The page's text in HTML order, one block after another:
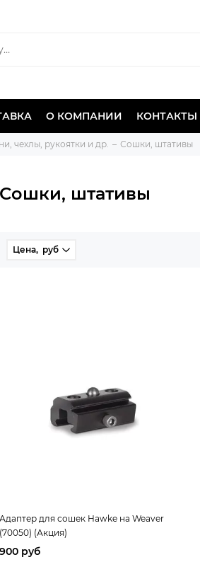
О КОМПАНИИ КОНТАКТЫ
чехлы, рукоятки и др. Сошки, штативы
Сошки, штативы
Цена, руб
Адаптер для сошек Hawke на Weaver
(70050) (Акция)
900 руб